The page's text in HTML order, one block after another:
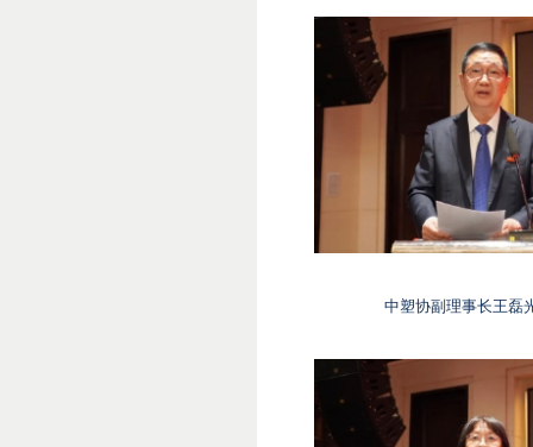
中塑协副理事长王磊